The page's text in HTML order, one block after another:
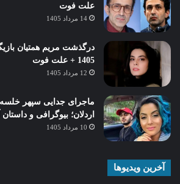
علت فوت
14 مرداد 1405
1405 + علت فوت
12 مرداد 1405
ماجرای جدایی سپهر
اردلان؛ بیوگرافی و
10 مرداد 1405
آخرین ویدیوها